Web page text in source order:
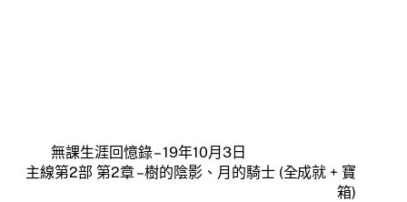
無課生涯回憶錄 – 19年10月3日
主線第2部 第2章 – 樹的陰影、月的騎士 (全成就 + 寶
箱)